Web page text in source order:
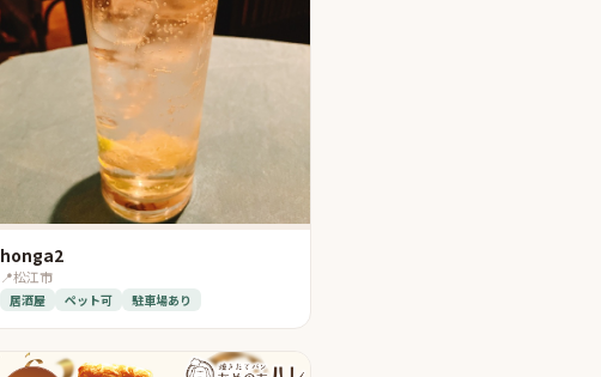
honga2
📍松江市
居酒屋 ペット可 駐車場あり